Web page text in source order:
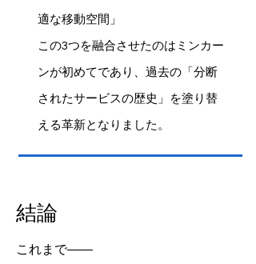
適な移動空間」
この3つを融合させたのはミンカー
ンが初めてであり、過去の「分断
されたサービスの歴史」を塗り替
える革新となりました。
結論
これまで――